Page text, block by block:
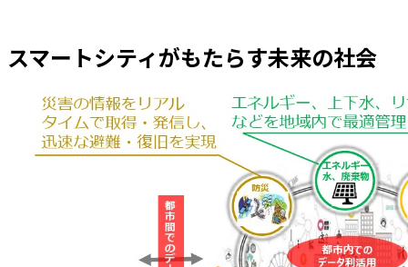
スマートシティがもたらす未来の社会